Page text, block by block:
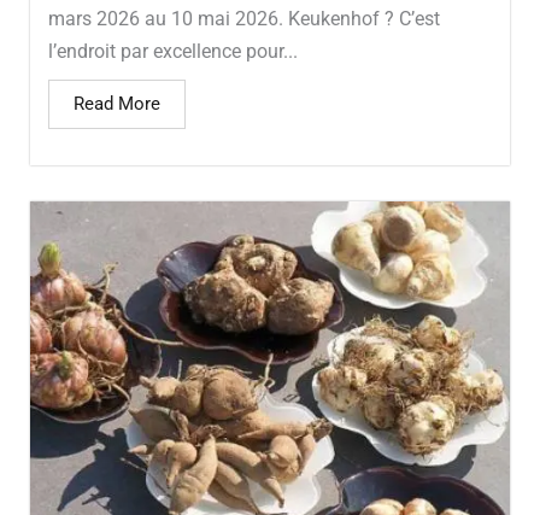
mars 2026 au 10 mai 2026. Keukenhof ? C’est
l’endroit par excellence pour...
Read More